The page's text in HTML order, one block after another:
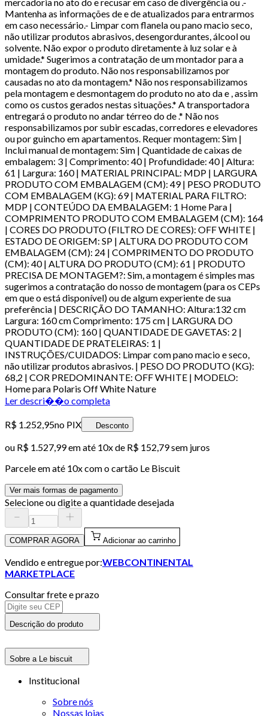
Mantenha as informações de e de atualizados para entrarmos
em caso necessário.- Limpar com flanela ou pano macio seco,
não utilizar produtos abrasivos, desengordurantes, álcool ou
solvente. Não expor o produto diretamente à luz solar e à
umidade.* Sugerimos a contratação de um montador para a
montagem do produto. Não nos responsabilizamos por
causadas no ato da montagem.* Não nos responsabilizamos
pela montagem e desmontagem do produto no ato da e , assim
como os custos gerados nestas situações.* A transportadora
entregará o produto no andar térreo do de .* Não nos
responsabilizamos por subir escadas, corredores e elevadores
ou por guincho em apartamentos. Requer montagem: Sim |
Inclui manual de montagem: Sim | Quantidade de caixas de
embalagem: 3 | Comprimento: 40 | Profundidade: 40 | Altura:
61 | Largura: 160 | MATERIAL PRINCIPAL: MDP | LARGURA
PRODUTO COM EMBALAGEM (CM): 49 | PESO PRODUTO
COM EMBALAGEM (KG): 69 | MATERIAL PARA FILTRO:
MDP | CONTEÚDO DA EMBALAGEM: 1 Home Para |
COMPRIMENTO PRODUTO COM EMBALAGEM (CM): 164
| CORES DO PRODUTO (FILTRO DE CORES): OFF WHITE |
ESTADO DE ORIGEM: SP | ALTURA DO PRODUTO COM
EMBALAGEM (CM): 24 | COMPRIMENTO DO PRODUTO
(CM): 40 | ALTURA DO PRODUTO (CM): 61 | PRODUTO
PRECISA DE MONTAGEM?: Sim, a montagem é simples mas
sugerimos a contratação do nosso de montagem (para os CEPs
em que o está disponível) ou de algum experiente de sua
preferência | DESCRIÇÃO DO TAMANHO: Altura:132 cm
Largura: 160 cm Comprimento: 175 cm | LARGURA DO
PRODUTO (CM): 160 | QUANTIDADE DE GAVETAS: 2 |
QUANTIDADE DE PRATELEIRAS: 1 |
INSTRUÇÕES/CUIDADOS: Limpar com pano macio e seco,
não utilizar produtos abrasivos. | PESO DO PRODUTO (KG):
68,2 | COR PREDOMINANTE: OFF WHITE | MODELO:
Home para Polaris Off White Nature
Ler descri��o completa
R$ 1.252,95no PIX Desconto
ou R$ 1.527,99em até 10x de R$ 152,79 sem juros
Parcele em até 10x com o cartão Le Biscuit
Ver mais formas de pagamento
Selecione ou digite a quantidade desejada
COMPRAR AGORA Adicionar ao carrinho
Vendido e entregue por:WEBCONTINENTAL
MARKETPLACE
Consultar frete e prazo
Descrição do produto
Sobre a Le biscuit
Institucional
Sobre nós
Nossas lojas